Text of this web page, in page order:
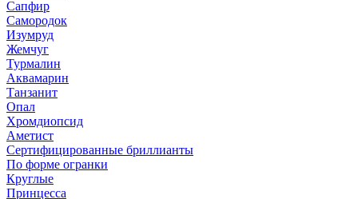
Сапфир
Самородок
Изумруд
Жемчуг
Турмалин
Аквамарин
Танзанит
Опал
Хромдиопсид
Аметист
Сертифицированные бриллианты
По форме огранки
Круглые
Принцесса